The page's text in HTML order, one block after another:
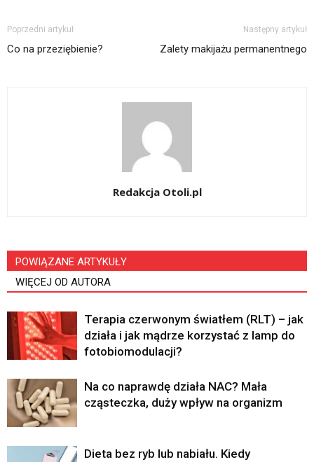
Poprzedni artykuł
Co na przeziębienie?
Następny artykuł
Zalety makijażu permanentnego
Redakcja Otoli.pl
POWIĄZANE ARTYKUŁY
WIĘCEJ OD AUTORA
Terapia czerwonym światłem (RLT) – jak
działa i jak mądrze korzystać z lamp do
fotobiomodulacji?
Na co naprawdę działa NAC? Mała
cząsteczka, duży wpływ na organizm
Dieta bez ryb lub nabiału. Kiedy